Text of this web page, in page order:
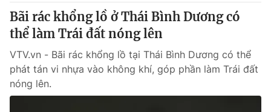
Chuyên mục
Chính trị
Xã hội
Pháp luật
Bãi rác khổng lồ ở Thái Bình Dương có
thể làm Trái đất nóng lên
VTV.vn - Bãi rác khổng lồ tại Thái Bình Dương có thể
phát tán vi nhựa vào không khí, góp phần làm Trái đất
nóng lên.